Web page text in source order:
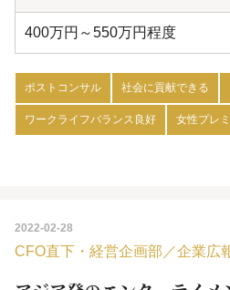
400万円～550万円程度
ポストコンサル 社会に貢献できる
ワークライフバランス良好 女性プレ
2022-02-28
CFO直下・経営企画部／企業広